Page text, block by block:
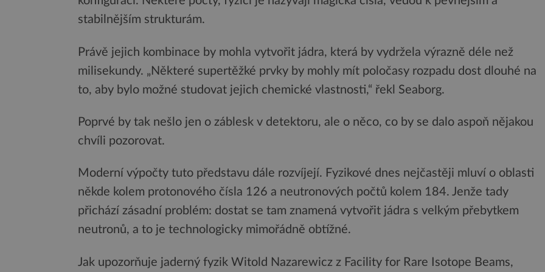
stabilnějším strukturám.
Právě jejich kombinace by mohla vytvořit jádra, která by vydržela výrazně déle než
milisekundy. „Některé supertěžké prvky by mohly mít poločasy rozpadu dost dlouhé na
to, aby bylo možné studovat jejich chemické vlastnosti,“ řekl Seaborg.
Poprvé by tak nešlo jen o záblesk v detektoru, ale o něco, co by se dalo aspoň nějakou
chvíli pozorovat.
Moderní výpočty tuto představu dále rozvíjejí. Fyzikové dnes nejčastěji mluví o oblasti
někde kolem protonového čísla 126 a neutronových počtů kolem 184. Jenže tady
přichází zásadní problém: dostat se tam znamená vytvořit jádra s velkým přebytkem
neutronů, a to je technologicky mimořádně obtížné.
Jak upozorňuje jaderný fyzik Witold Nazarewicz z Facility for Rare Isotope Beams,